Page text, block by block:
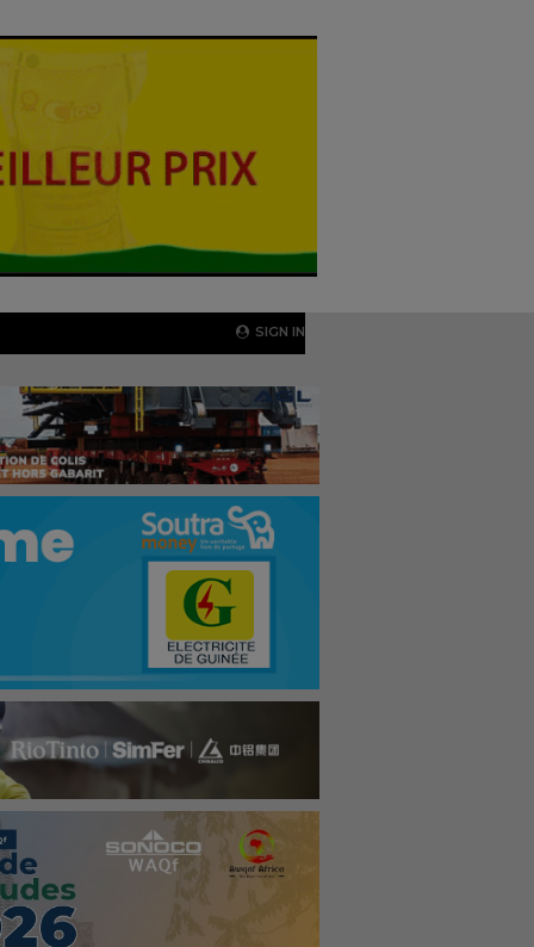
SIGN IN